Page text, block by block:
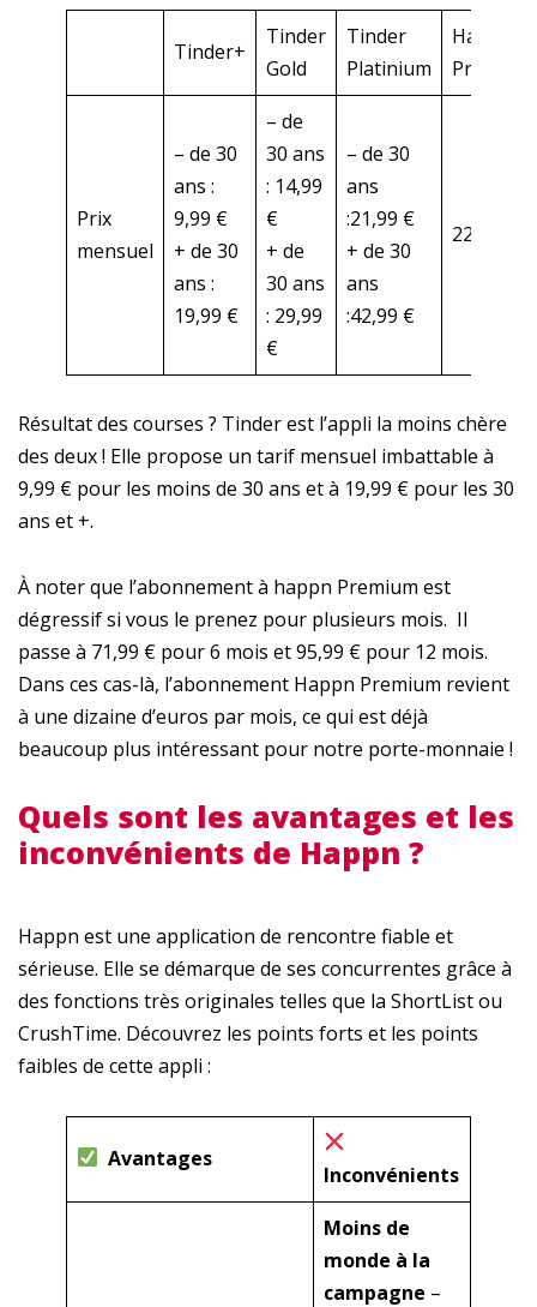
Tinder+
Tinder
Gold
Tinder
Platinium
Happn
Premium
Prix
mensuel
– de 30
ans :
9,99 €
+ de 30
ans :
19,99 €
– de
30 ans
: 14,99
€
+ de
30 ans
: 29,99
€
– de 30
ans
:21,99 €
+ de 30
ans
:42,99 €
22,90 €
Résultat des courses ? Tinder est l’appli la moins chère
des deux ! Elle propose un tarif mensuel imbattable à
9,99 € pour les moins de 30 ans et à 19,99 € pour les 30
ans et +.
À noter que l’abonnement à happn Premium est
dégressif si vous le prenez pour plusieurs mois. Il
passe à 71,99 € pour 6 mois et 95,99 € pour 12 mois.
Dans ces cas-là, l’abonnement Happn Premium revient
à une dizaine d’euros par mois, ce qui est déjà
beaucoup plus intéressant pour notre porte-monnaie !
Quels sont les avantages et les
inconvénients de Happn ?
Happn est une application de rencontre fiable et
sérieuse. Elle se démarque de ses concurrentes grâce à
des fonctions très originales telles que la ShortList ou
CrushTime. Découvrez les points forts et les points
faibles de cette appli :
Avantages
Inconvénients
Moins de
monde à la
campagne –